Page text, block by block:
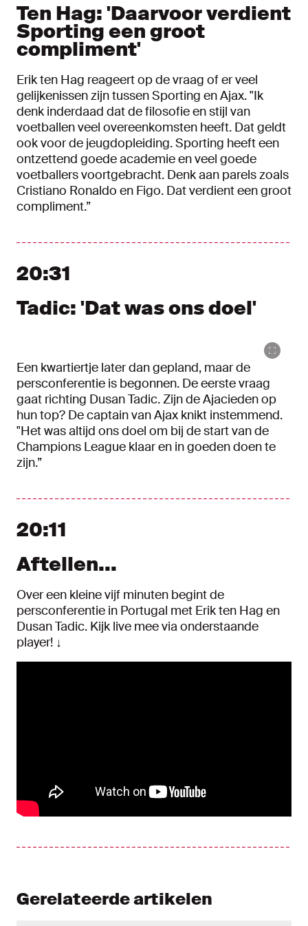
Ten Hag: 'Daarvoor verdient
Sporting een groot
compliment'
Erik ten Hag reageert op de vraag of er veel
gelijkenissen zijn tussen Sporting en Ajax. "Ik
denk inderdaad dat de filosofie en stijl van
voetballen veel overeenkomsten heeft. Dat geldt
ook voor de jeugdopleiding. Sporting heeft een
ontzettend goede academie en veel goede
voetballers voortgebracht. Denk aan parels zoals
Cristiano Ronaldo en Figo. Dat verdient een groot
compliment.”
20:31
Tadic: 'Dat was ons doel'
Een kwartiertje later dan gepland, maar de
persconferentie is begonnen. De eerste vraag
gaat richting Dusan Tadic. Zijn de Ajacieden op
hun top? De captain van Ajax knikt instemmend.
"Het was altijd ons doel om bij de start van de
Champions League klaar en in goeden doen te
zijn.”
20:11
Aftellen...
Over een kleine vijf minuten begint de
persconferentie in Portugal met Erik ten Hag en
Dusan Tadic. Kijk live mee via onderstaande
player! ↓
Gerelateerde artikelen